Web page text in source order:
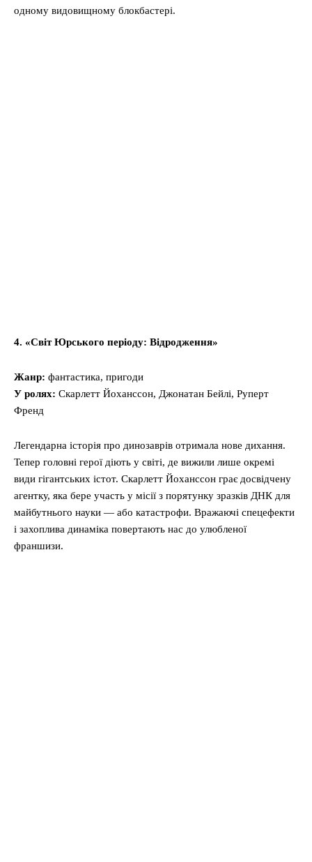
одному видовищному блокбастері.
4. «Світ Юрського періоду: Відродження»
Жанр: фантастика, пригоди
У ролях: Скарлетт Йоханссон, Джонатан Бейлі, Руперт
Френд
Легендарна історія про динозаврів отримала нове дихання.
Тепер головні герої діють у світі, де вижили лише окремі
види гігантських істот. Скарлетт Йоханссон грає досвідчену
агентку, яка бере участь у місії з порятунку зразків ДНК для
майбутнього науки — або катастрофи. Вражаючі спецефекти
і захоплива динаміка повертають нас до улюбленої
франшизи.